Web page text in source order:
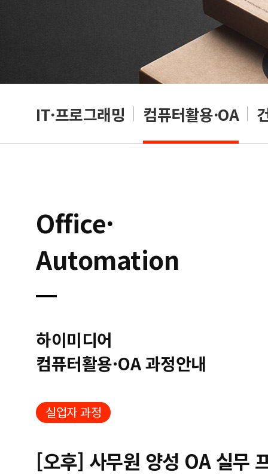
IT·프로그래밍 컴퓨터활용·OA
Office·
Automation
하이미디어
컴퓨터활용·OA 과정안내
실업자 과정
[오후] 사무원 양성 OA 실무